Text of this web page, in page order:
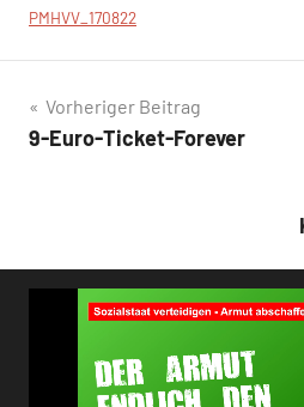
PMHVV_170822
Beitragsnavigation
Vorheriger Beitrag
9-Euro-Ticket-Forever